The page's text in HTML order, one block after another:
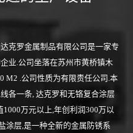
克罗金属制品有限公司是一家专
业.公司坐落在苏州市黄桥镇木
M2 .公司性质为有限责任公司.本
各一条, 达克罗和无铬复合涂层
万元以上,年创利润300万以
涂层,是一种全新的金属防锈系